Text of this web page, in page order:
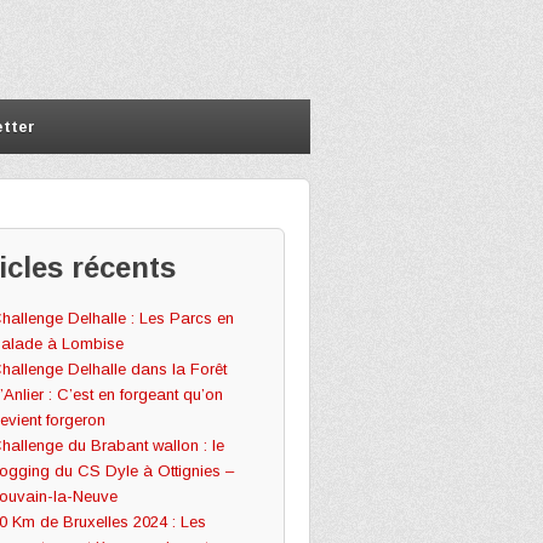
récents
Delhalle : Les Parcs en
à Lombise
Delhalle dans la Forêt
: C’est en forgeant qu’on
forgeron
du Brabant wallon : le
du CS Dyle à Ottignies –
la-Neuve
Km de Bruxelles 2024 : Les